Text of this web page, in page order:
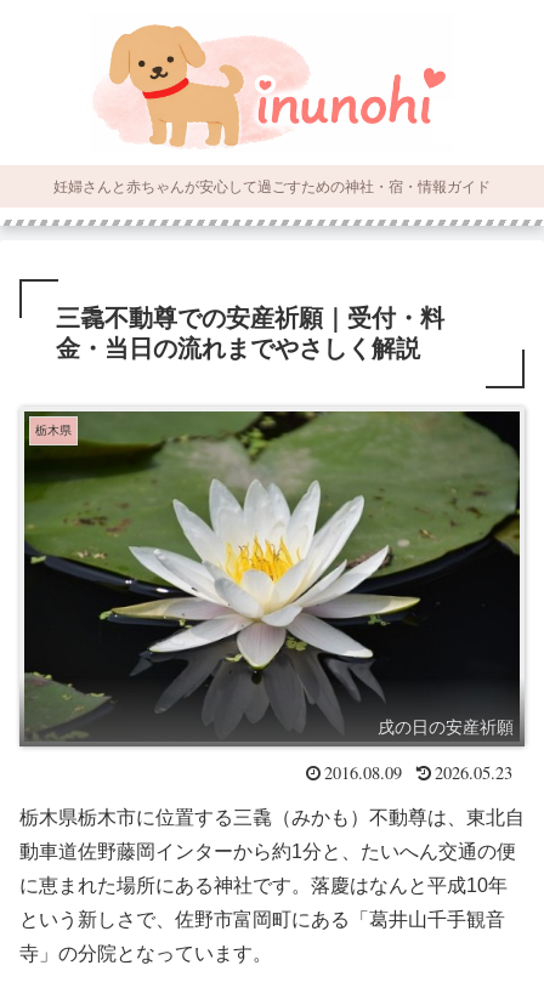
妊婦さんと赤ちゃんが安心して過ごすための神社・宿・情報ガイド
三毳不動尊での安産祈願｜受付・料
金・当日の流れまでやさしく解説
栃木県
戌の日の安産祈願
2016.08.09 2026.05.23
栃木県栃木市に位置する三毳（みかも）不動尊は、東北自
動車道佐野藤岡インターから約1分と、たいへん交通の便
に恵まれた場所にある神社です。落慶はなんと平成10年
という新しさで、佐野市富岡町にある「葛井山千手観音
寺」の分院となっています。